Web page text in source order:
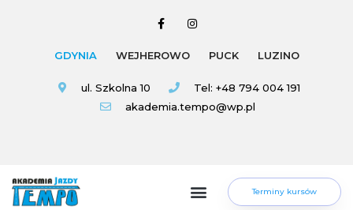
GDYNIA
ul. Szkolna 10
Tel: +48 794 004 191
akademia.tempo@wp.pl
WEJHEROWO PUCK LUZINO
Terminy kursów